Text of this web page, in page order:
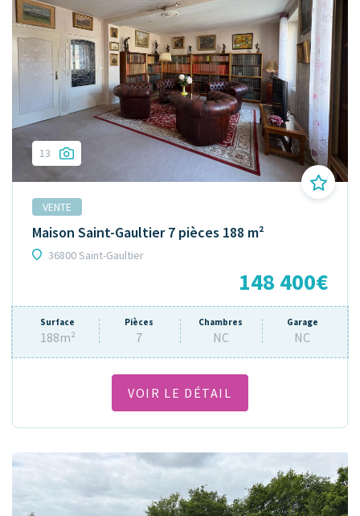
13
VENTE
Maison Saint-Gaultier 7 pièces 188 m²
36800 Saint-Gaultier
148 400€
Surface
188m²
Pièces
7
Chambres
NC
Garage
NC
VOIR LE DÉTAIL